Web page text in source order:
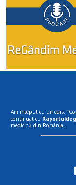
Am început cu un curs,
continuat cu
medicină din România.